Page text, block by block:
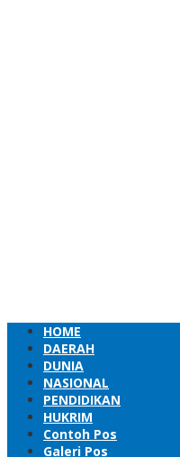
HOME
DAERAH
DUNIA
NASIONAL
PENDIDIKAN
HUKRIM
Contoh Pos
Galeri Pos